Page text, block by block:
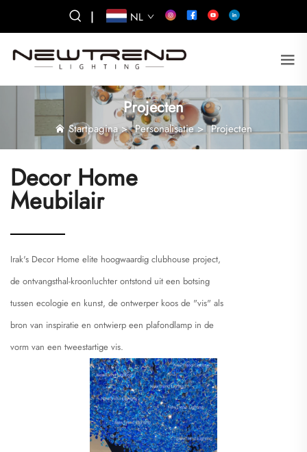
| NL
Projecten
Startpagina>Personalisatie>Projecten
Decor Home
Meubilair
Irak's Decor Home elite hoogwaardig clubhouse project,
de ontvangsthal-kroonluchter ontstond uit een botsing
tussen ecologie en kunst, de ontwerper koos de "vis" als
bron van inspiratie en ontwierp een plafondlamp in de
vorm van een tweestartige vis.